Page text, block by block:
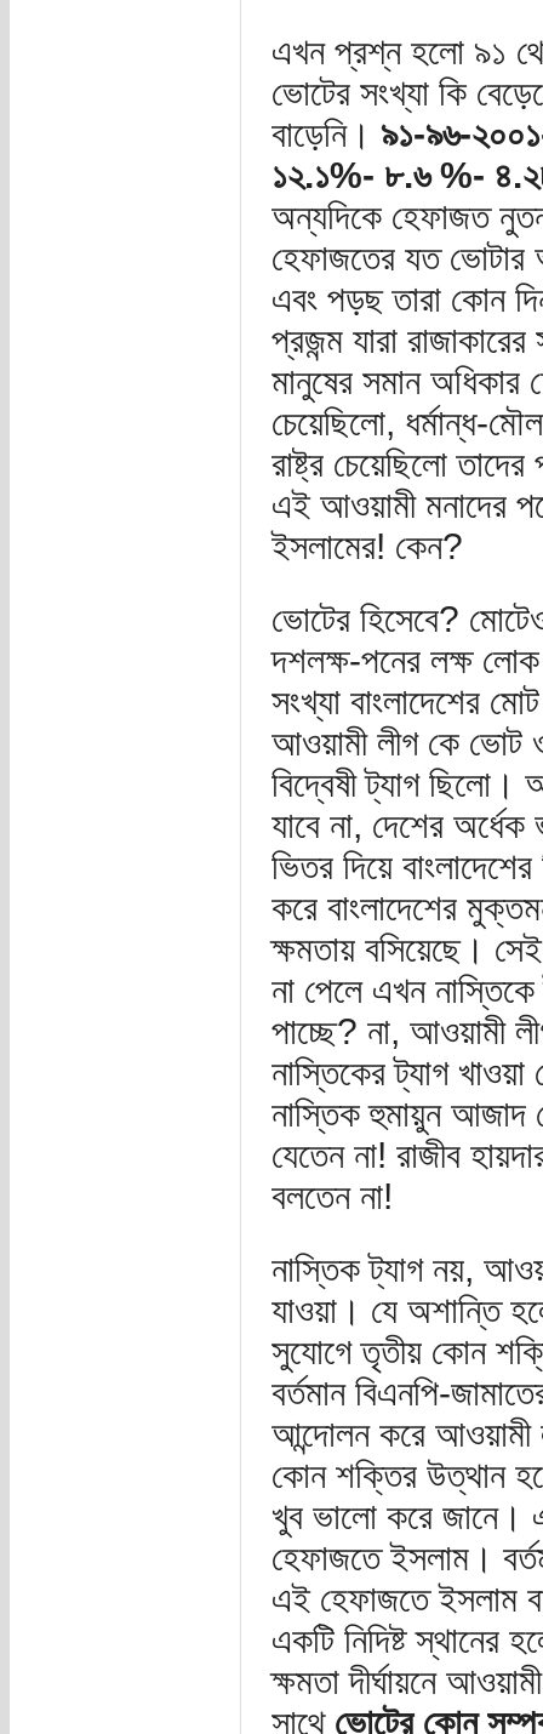
এখন প্রশ্ন হলো ৯১
ভোটের সংখ্যা কি
বাড়েনি। ৯১-৯৬-
১২.১%- ৮.৬ %-
অন্যদিকে হেফাজত নুতন
হেফাজতের যত ভোটার
এবং পড়ছ তারা কোন
প্রজন্ম যারা রাজাকারের
মানুষের সমান অধিকার
চেয়েছিলো, ধর্মান্ধ-
রাষ্ট্র চেয়েছিলো
এই আওয়ামী মনাদের
ইসলামের! কেন?
ভোটের হিসেবে?
দশলক্ষ-পনের লক্ষ
সংখ্যা বাংলাদেশের
আওয়ামী লীগ কে ভোট
বিদ্বেষী ট্যাগ
যাবে না, দেশের
ভিতর দিয়ে
করে বাংলাদেশের
ক্ষমতায় বসিয়েছে।
না পেলে এখন
পাচ্ছে? না, আওয়ামী
নাস্তিকের ট্যাগ
নাস্তিক হুমায়ুন আজাদ
যেতেন না! রাজীব
বলতেন না!
নাস্তিক ট্যাগ নয়,
যাওয়া। যে অশান্তি
সুযোগে তৃতীয় কোন
বর্তমান বিএনপি-
আন্দোলন করে আওয়ামী
কোন শক্তির উত্থান
খুব ভালো করে জানে।
হেফাজতে ইসলাম।
এই হেফাজতে ইসলাম
একটি নিদিষ্ট স্থানের
ক্ষমতা দীর্ঘায়নে
সাথে ভোটের কোন